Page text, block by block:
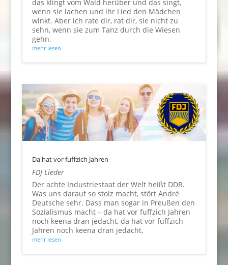
das klingt vom Wald herüber und das singt,
wenn sie lachen und ihr Lied den Mädchen
winkt. Aber ich rate dir, rat dir, sie nicht zu
sehn, wenn sie zum Tanz durch die Wiesen
gehn.
mehr lesen
Da hat vor fuffzich Jahren
FDJ Lieder
Der achte Industriestaat der Welt heißt DDR.
Was uns darauf so stolz macht, stört André
Deutsche sehr. Dass man sogar in Preußen den
Sozialismus macht – da hat vor fuffzich Jahren
noch keena dran jedacht, da hat vor fuffzich
Jahren noch keena dran jedacht.
mehr lesen